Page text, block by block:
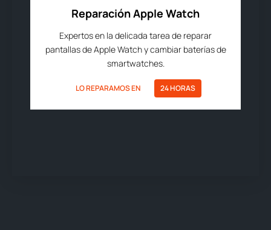
Reparación Apple Watch
Expertos en la delicada tarea de reparar
pantallas de Apple Watch y cambiar baterías de
smartwatches.
LO REPARAMOS EN 24 HORAS